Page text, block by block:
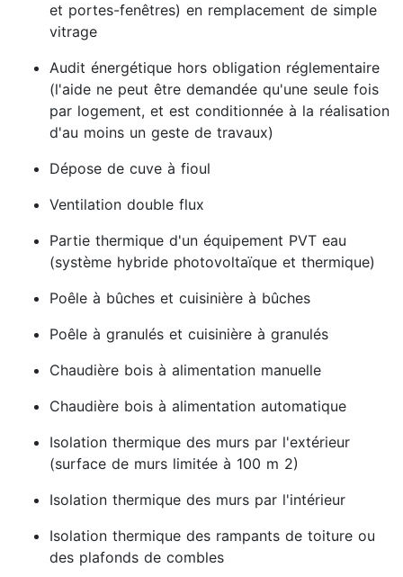
et portes-fenêtres) en remplacement de simple
vitrage
Audit énergétique hors obligation réglementaire
(l'aide ne peut être demandée qu'une seule fois
par logement, et est conditionnée à la réalisation
d'au moins un geste de travaux)
Dépose de cuve à fioul
Ventilation double flux
Partie thermique d'un équipement PVT eau
(système hybride photovoltaïque et thermique)
Poêle à bûches et cuisinière à bûches
Poêle à granulés et cuisinière à granulés
Chaudière bois à alimentation manuelle
Chaudière bois à alimentation automatique
Isolation thermique des murs par l'extérieur
(surface de murs limitée à 100 m 2)
Isolation thermique des murs par l'intérieur
Isolation thermique des rampants de toiture ou
des plafonds de combles